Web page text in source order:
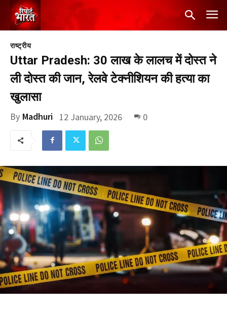
राष्ट्रीय
Uttar Pradesh: 30 लाख के लालच में दोस्त ने
ली दोस्त की जान, रेलवे टेक्नीशियन की हत्या का
खुलासा
By Madhuri 12 January, 2026 0